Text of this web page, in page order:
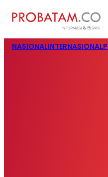
NASIONALINTERNASIONAL